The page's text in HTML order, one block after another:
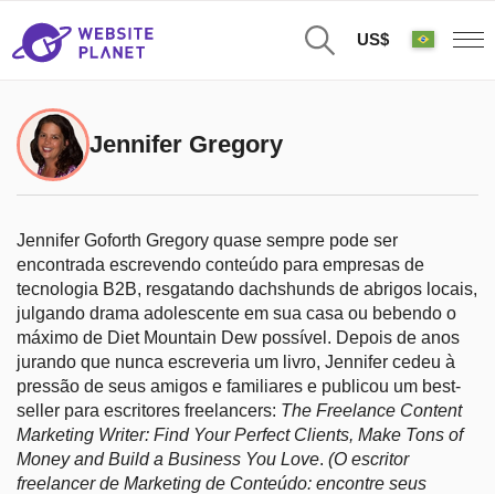
US$
Jennifer Gregory
Jennifer Goforth Gregory quase sempre pode ser
encontrada escrevendo conteúdo para empresas de
tecnologia B2B, resgatando dachshunds de abrigos locais,
julgando drama adolescente em sua casa ou bebendo o
máximo de Diet Mountain Dew possível. Depois de anos
jurando que nunca escreveria um livro, Jennifer cedeu à
pressão de seus amigos e familiares e publicou um best-
seller para escritores freelancers: The Freelance Content
Marketing Writer: Find Your Perfect Clients, Make Tons of
Money and Build a Business You Love. (O escritor
freelancer de Marketing de Conteúdo: encontre seus